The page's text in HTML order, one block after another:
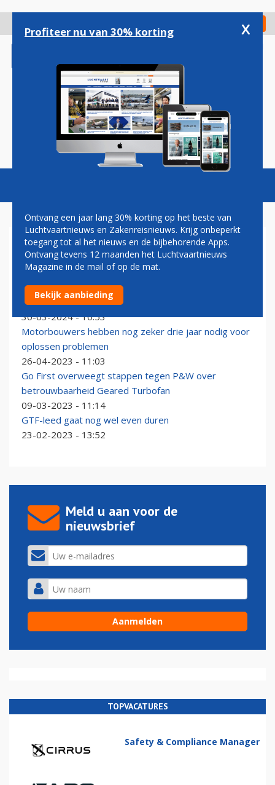
gaan
Check in
Magazine Podcasts Vacatures
GTF
Spirit Airlines krijgt compensatie van Pratt & Whitney
voor motoren A320neo-familie
30-03-2024 - 10:53
Motorbouwers hebben nog zeker drie jaar nodig voor
oplossen problemen
26-04-2023 - 11:03
Go First overweegt stappen tegen P&W over
betrouwbaarheid Geared Turbofan
09-03-2023 - 11:14
GTF-leed gaat nog wel even duren
23-02-2023 - 13:52
Meld u aan voor de
nieuwsbrief
TOPVACATURES
Safety & Compliance Manager
Profiteer nu van 30% korting x
Ontvang een jaar lang 30% korting op het beste van
Luchtvaartnieuws en Zakenreisnieuws. Krijg onbeperkt
toegang tot al het nieuws en de bijbehorende Apps.
Ontvang tevens 12 maanden het Luchtvaartnieuws
Magazine in de mail of op de mat.
Bekijk aanbieding